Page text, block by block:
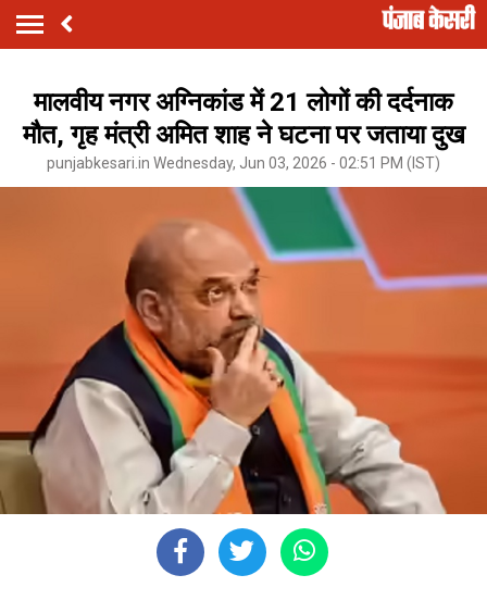
मालवीय नगर अग्निकांड में 21 लोगों की दर्दनाक
मौत, गृह मंत्री अमित शाह ने घटना पर जताया दुख
punjabkesari.in Wednesday, Jun 03, 2026 - 02:51 PM (IST)